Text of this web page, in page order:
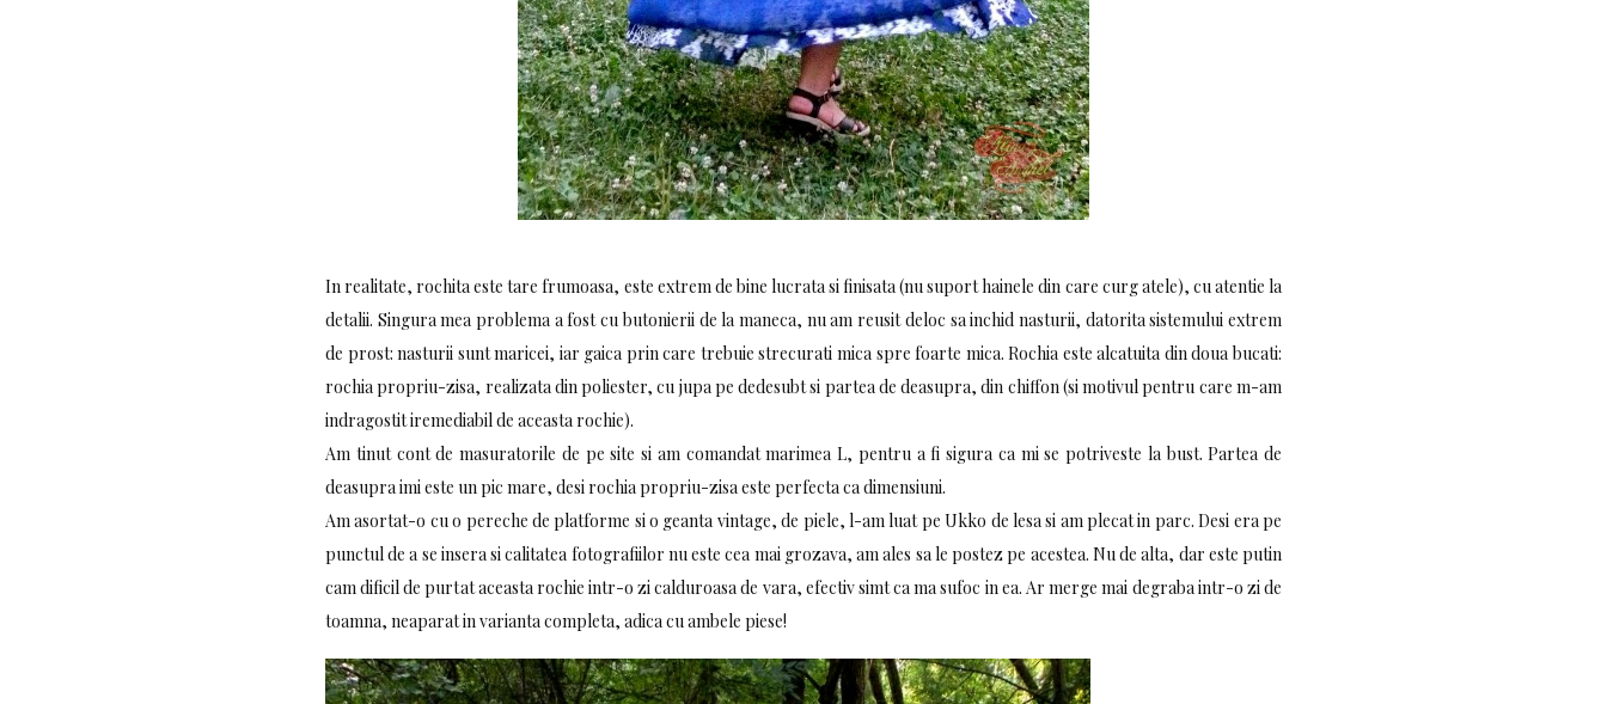
In realitate, rochita este tare frumoasa, este extrem de bine lucrata si finisata (nu suport hainele din care curg atele), cu atentie la
detalii. Singura mea problema a fost cu butonierii de la maneca, nu am reusit deloc sa inchid nasturii, datorita sistemului extrem
de prost: nasturii sunt maricei, iar gaica prin care trebuie strecurati mica spre foarte mica. Rochia este alcatuita din doua bucati:
rochia propriu-zisa, realizata din poliester, cu jupa pe dedesubt si partea de deasupra, din chiffon (si motivul pentru care m-am
indragostit iremediabil de aceasta rochie).
Am tinut cont de masuratorile de pe site si am comandat marimea L, pentru a fi sigura ca mi se potriveste la bust. Partea de
deasupra imi este un pic mare, desi rochia propriu-zisa este perfecta ca dimensiuni.
Am asortat-o cu o pereche de platforme si o geanta vintage, de piele, l-am luat pe Ukko de lesa si am plecat in parc. Desi era pe
punctul de a se insera si calitatea fotografiilor nu este cea mai grozava, am ales sa le postez pe acestea. Nu de alta, dar este putin
cam dificil de purtat aceasta rochie intr-o zi calduroasa de vara, efectiv simt ca ma sufoc in ea. Ar merge mai degraba intr-o zi de
toamna, neaparat in varianta completa, adica cu ambele piese!